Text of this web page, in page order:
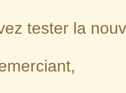
tester la